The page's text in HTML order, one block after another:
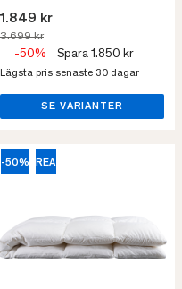
1.849 kr
3.699 kr
-50% Spara 1.850 kr
Lägsta pris senaste 30 dagar
SE VARIANTER
-50% REA